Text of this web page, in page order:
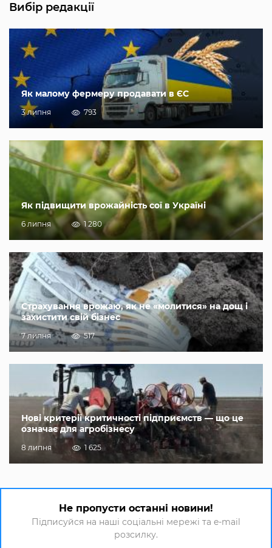
Вибір редакції
Як малому фермеру продавати в ЄС
3 липня 793
Як підвищити врожайність сої в Україні
6 липня 1 280
Страхування врожаю, як не «молитися» на дощ і
захистити свій бізнес
7 липня 517
Нові критерії критичності підприємств — що це
означає для агробізнесу
8 липня 1 625
Не пропусти останні новини!
Підписуйся на наші соціальні мережі та e-mail
розсилку.